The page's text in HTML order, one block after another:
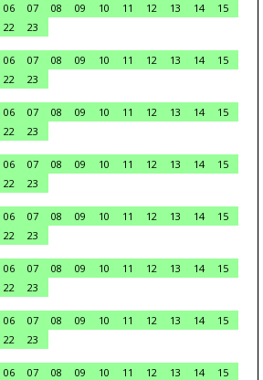
06 07 08 09 10 11 12 13 14
15
22
23
06 07 08 09 10 11 12 13 14
15
22
23
06 07 08 09 10 11 12 13 14
15
22
23
06 07 08 09 10 11 12 13 14
15
22
23
06 07 08 09 10 11 12 13 14
15
22
23
06 07 08 09 10 11 12 13 14
15
22
23
06 07 08 09 10 11 12 13 14
15
22
23
06 07 08 09 10 11 12 13 14
15